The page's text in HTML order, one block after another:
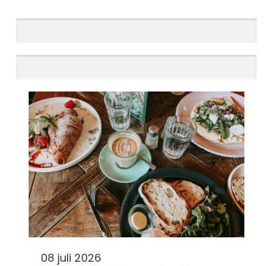
08 juli 2026